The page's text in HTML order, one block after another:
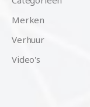
Merken
Verhuur
Video's